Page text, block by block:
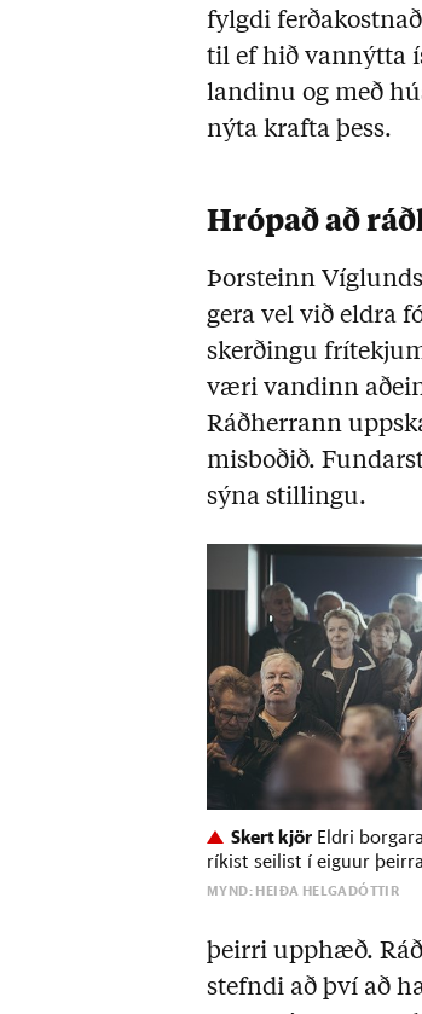
fylgdi
til ef hið vannýtta
landinu og með
nýta krafta þess.
Hrópað að
Þorsteinn
gera vel við eldra
skerðingu
væri vandinn
Ráðherrann
misboðið.
sýna stillingu.
Skert kjör Eldri
ríkist seilist í eiguur
MYND: HEIÐA HELGADÓTTIR
þeirri upphæð.
stefndi að því að